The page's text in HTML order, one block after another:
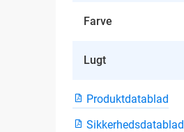
Farve
Lugt
Produktdatablad
Sikkerhedsdatablad